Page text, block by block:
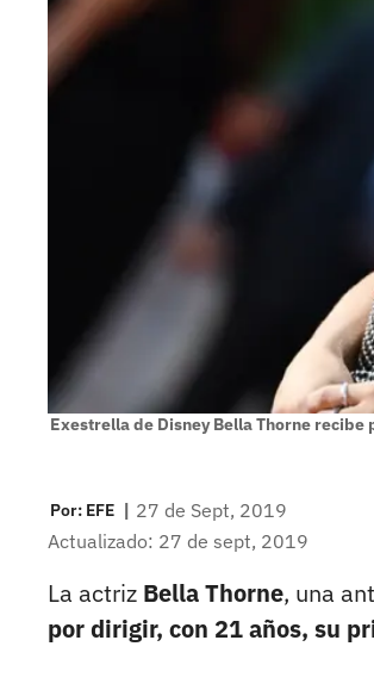
Exestrella de Disney Bella Thorne
Por: EFE | 27 de Sept, 2019
Actualizado: 27 de sept, 2019
La actriz Bella Thorne, una
por dirigir, con 21 años, su